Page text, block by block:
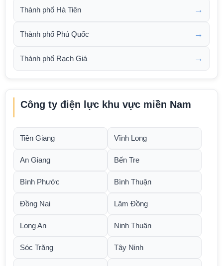
Thành phố Hà Tiên →
Thành phố Phú Quốc →
Thành phố Rạch Giá →
Công ty điện lực khu vực miền Nam
Tiền Giang Vĩnh Long
An Giang Bến Tre
Bình Phước Bình Thuận
Đồng Nai Lâm Đồng
Long An Ninh Thuận
Sóc Trăng Tây Ninh